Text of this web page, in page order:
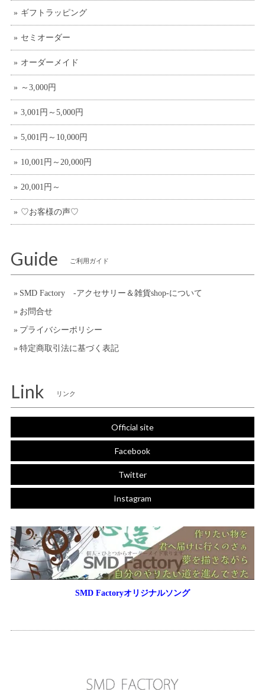
ギフトラッピング
セミオーダー
オーダーメイド
～3,000円
3,001円～5,000円
5,001円～10,000円
10,001円～20,000円
20,001円～
♡お客様の声♡
Guide ご利用ガイド
SMD Factory -アクセサリー＆雑貨shop-について
お問合せ
プライバシーポリシー
特定商取引法に基づく表記
Link リンク
Official site
Facebook
Twitter
Instagram
SMD Factoryオリジナルソング